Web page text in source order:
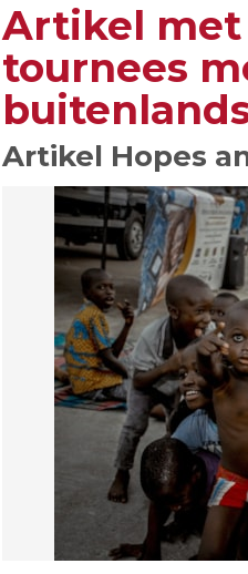
Artikel met
tournees
Artikel Hopes